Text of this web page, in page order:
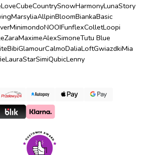
LoveCubeCountrySnowHarmonyLunaStory
MarsyliaAllpinBloomBiankaBasic
MinimondoNOOIFunflexColletLoopi
ZaraMaximeAlexSimoneTutu Blue
BibiGlamourCalmoDaliaLoftGwiazdkiMia
LauraStarSimiQubicLenny